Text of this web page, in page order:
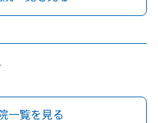
一覧を見る